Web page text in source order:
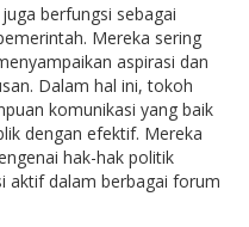
berfungsi sebagai
Mereka sering
aspirasi dan
Dalam hal ini, tokoh
komunikasi yang baik
dengan efektif. Mereka
hak-hak politik
aktif dalam berbagai forum